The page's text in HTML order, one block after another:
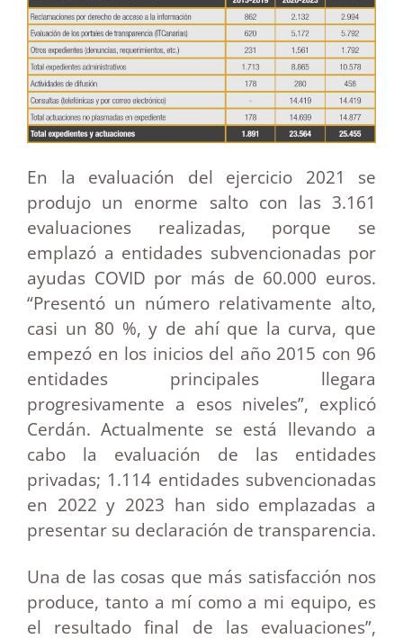
En la evaluación del ejercicio 2021 se
produjo un enorme salto con las 3.161
evaluaciones realizadas, porque se
emplazó a entidades subvencionadas por
ayudas COVID por más de 60.000 euros.
“Presentó un número relativamente alto,
casi un 80 %, y de ahí que la curva, que
empezó en los inicios del año 2015 con 96
entidades principales llegara
progresivamente a esos niveles”, explicó
Cerdán. Actualmente se está llevando a
cabo la evaluación de las entidades
privadas; 1.114 entidades subvencionadas
en 2022 y 2023 han sido emplazadas a
presentar su declaración de transparencia.
Una de las cosas que más satisfacción nos
produce, tanto a mí como a mi equipo, es
el resultado final de las evaluaciones”,